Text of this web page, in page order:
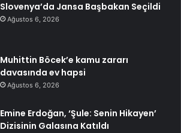
Slovenya’da Jansa Başbakan Seçildi
Ağustos 6, 2026
Muhittin Böcek’e kamu zararı
davasında ev hapsi
Ağustos 6, 2026
Emine Erdoğan, ‘Şule: Senin Hikayen’
Dizisinin Galasına Katıldı